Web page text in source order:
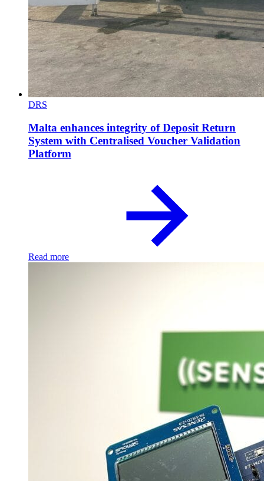
DRS
Malta enhances integrity of Deposit Return
System with Centralised Voucher Validation
Platform
Read more